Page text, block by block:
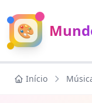
🎨
Início